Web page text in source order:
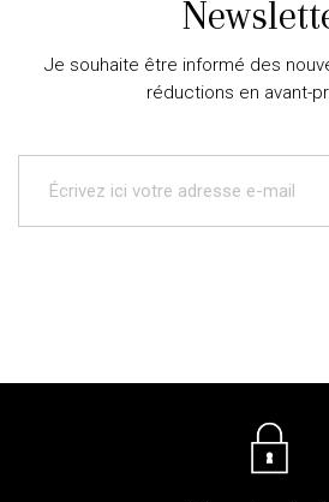
Je souhaite être informé des
réductions en avant-